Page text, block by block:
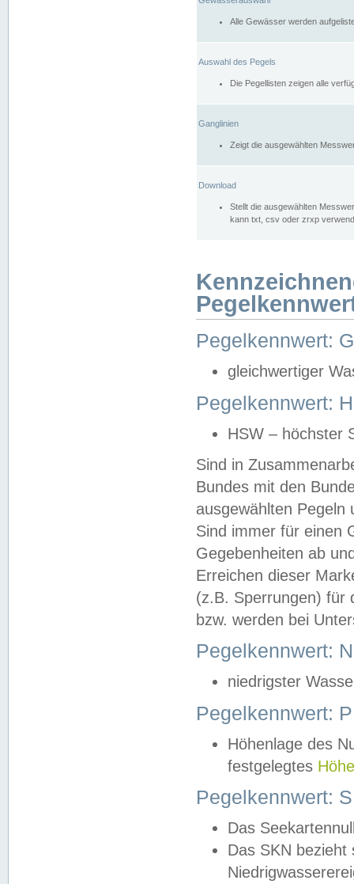
Alle Gewässer werden
Auswahl des Pegels
Die Pegellisten zeigen alle
Ganglinien
Zeigt die ausgewählten
Download
Stellt die ausgewählten
kann txt, csv oder zrxp
Pegelkennwert:
gleichwertiger
Pegelkennwert:
HSW – höchster
Sind in
Bundes mit den
ausgewählten
Sind immer für einen
Gegebenheiten ab
Erreichen dieser
(z.B. Sperrungen) für
bzw. werden bei
Pegelkennwert:
niedrigster
Pegelkennwert:
Höhenlage des
festgelegtes
Pegelkennwert:
Das
Das SKN